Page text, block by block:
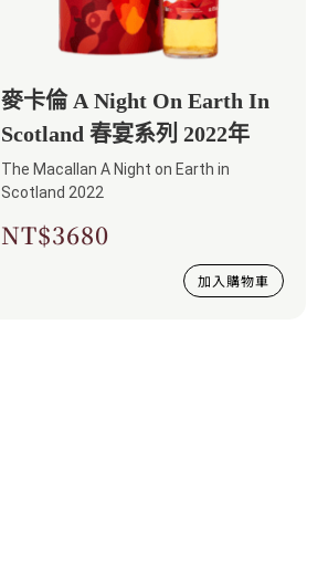
麥卡倫 A Night On Earth In
Scotland 春宴系列 2022年
The Macallan A Night on Earth in
Scotland​ 2022​
NT$3680
加入購物車